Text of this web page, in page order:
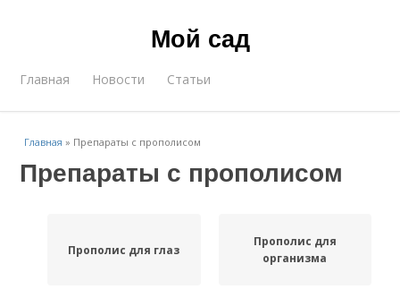
Мой сад
Главная Новости Статьи
Главная » Препараты с прополисом
Препараты с прополисом
Прополис для глаз
Прополис для
организма